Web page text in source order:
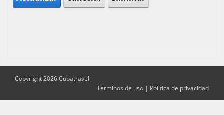
Copyright 2026 Cubatravel
Términos de uso | Política de privacidad